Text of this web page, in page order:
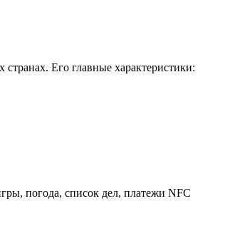
Его главные характеристики:
погода, список дел, платежи NFC